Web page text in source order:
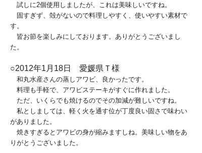
試しに2個使用しましたが、これは美味しいですね。
固すぎず、殻がないので料理しやすく、使いやすい素材で
す。
皆お節を楽しみにしております。ありがとうございまし
た。
○2012年1月18日 愛媛県Ｔ様
和丸水産さんの蒸しアワビ、良かったです。
料理も手軽で、アワビステーキがすぐに作れました。
ただ、いくらでも焼けるのでその加減が難しいですね。
私としましては、軽く火を通す位が丁度良い固さで味わい
がありました。
焼きすぎるとアワビの身が縮みますしね。美味しい物をあ
りがとうございました。